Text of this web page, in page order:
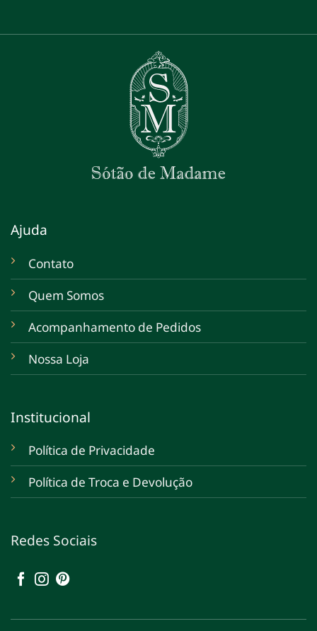
Ajuda
Contato
Quem Somos
Acompanhamento de Pedidos
Nossa Loja
Institucional
Política de Privacidade
Política de Troca e Devolução
Redes Sociais